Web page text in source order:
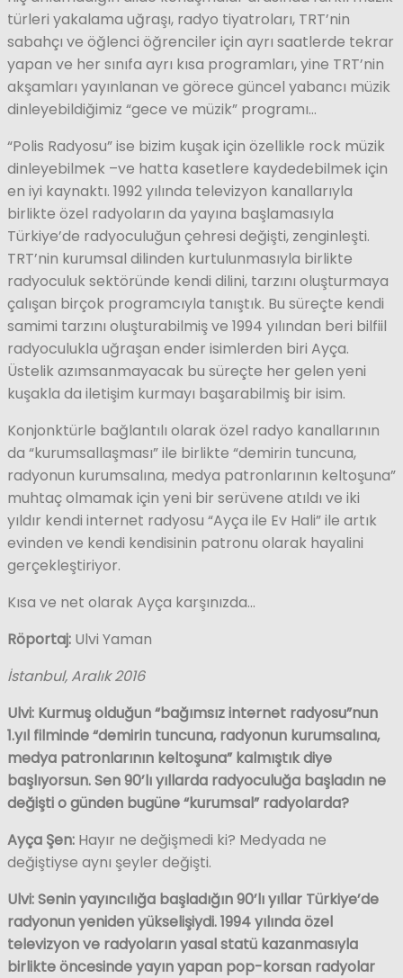
türleri yakalama uğraşı, radyo tiyatroları, TRT’nin
sabahçı ve öğlenci öğrenciler için ayrı saatlerde tekrar
yapan ve her sınıfa ayrı kısa programları, yine TRT’nin
akşamları yayınlanan ve görece güncel yabancı müzik
dinleyebildiğimiz “gece ve müzik” programı…
“Polis Radyosu” ise bizim kuşak için özellikle rock müzik
dinleyebilmek –ve hatta kasetlere kaydedebilmek için
en iyi kaynaktı. 1992 yılında televizyon kanallarıyla
birlikte özel radyoların da yayına başlamasıyla
Türkiye’de radyoculuğun çehresi değişti, zenginleşti.
TRT’nin kurumsal dilinden kurtulunmasıyla birlikte
radyoculuk sektöründe kendi dilini, tarzını oluşturmaya
çalışan birçok programcıyla tanıştık. Bu süreçte kendi
samimi tarzını oluşturabilmiş ve 1994 yılından beri bilfiil
radyoculukla uğraşan ender isimlerden biri Ayça.
Üstelik azımsanmayacak bu süreçte her gelen yeni
kuşakla da iletişim kurmayı başarabilmiş bir isim.
Konjonktürle bağlantılı olarak özel radyo kanallarının
da “kurumsallaşması” ile birlikte “demirin tuncuna,
radyonun kurumsalına, medya patronlarının keltoşuna”
muhtaç olmamak için yeni bir serüvene atıldı ve iki
yıldır kendi internet radyosu “Ayça ile Ev Hali” ile artık
evinden ve kendi kendisinin patronu olarak hayalini
gerçekleştiriyor.
Kısa ve net olarak Ayça karşınızda…
Röportaj: Ulvi Yaman
İstanbul, Aralık 2016
Ulvi: Kurmuş olduğun “bağımsız internet radyosu”nun
1.yıl filminde “demirin tuncuna, radyonun kurumsalına,
medya patronlarının keltoşuna” kalmıştık diye
başlıyorsun. Sen 90’lı yıllarda radyoculuğa başladın ne
değişti o günden bugüne “kurumsal” radyolarda?
Ayça Şen: Hayır ne değişmedi ki? Medyada ne
değiştiyse aynı şeyler değişti.
Ulvi: Senin yayıncılığa başladığın 90’lı yıllar Türkiye’de
radyonun yeniden yükselişiydi. 1994 yılında özel
televizyon ve radyoların yasal statü kazanmasıyla
birlikte öncesinde yayın yapan pop-korsan radyolar